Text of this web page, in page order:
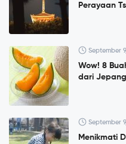
Perayaan
September
Wow! 8
dari Jepang
September
Menikmati